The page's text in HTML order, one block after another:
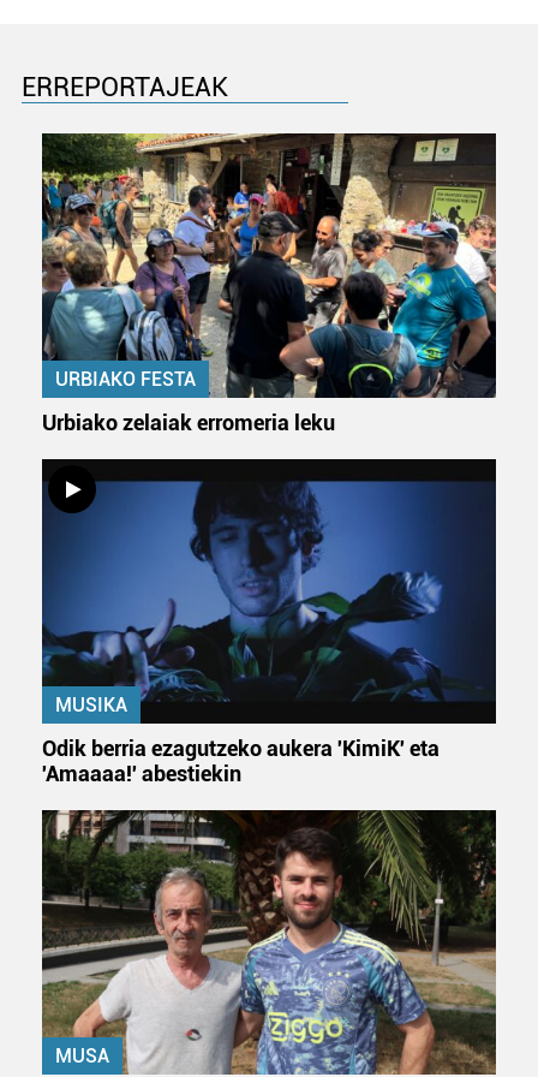
fitxategiak erabiltzen ditu. Zure esperientzia eta
zerbitzuak hobetzeko asmoz, cookie teknologiaz
baliatzen gara. Ohar hau onartuz gero, teknologia hori
erabiltzeko baimen esplizitua ematen diguzu.Gehiago
irakurri
ERREPORTAJEAK
URBIAKO FESTA
Urbiako zelaiak erromeria leku
MUSIKA
Odik berria ezagutzeko aukera 'KimiK' eta
'Amaaaa!' abestiekin
MUSA